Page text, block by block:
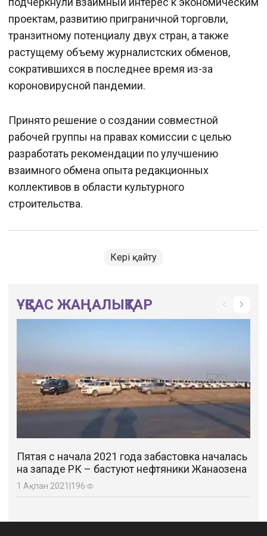
проектам, развитию приграничной торговли,
транзитному потенциалу двух стран, а также
растущему объему журналистских обменов,
сократившихся в последнее время из-за
короновирусной пандемии.
Принято решение о создании совместной
рабочей группы на правах комиссии с целью
разработать рекомендации по улучшению
взаимного обмена опыта редакционных
коллективов в области культурного
строительства.
Кері қайту
ҰҚСАС ЖАҢАЛЫҚТАР
Пятая с начала 2021 года забастовка началась
на западе РК – бастуют нефтяники Жанаозена
1 Ақпан 2021 196